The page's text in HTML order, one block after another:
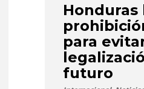
Honduras
para
futuro